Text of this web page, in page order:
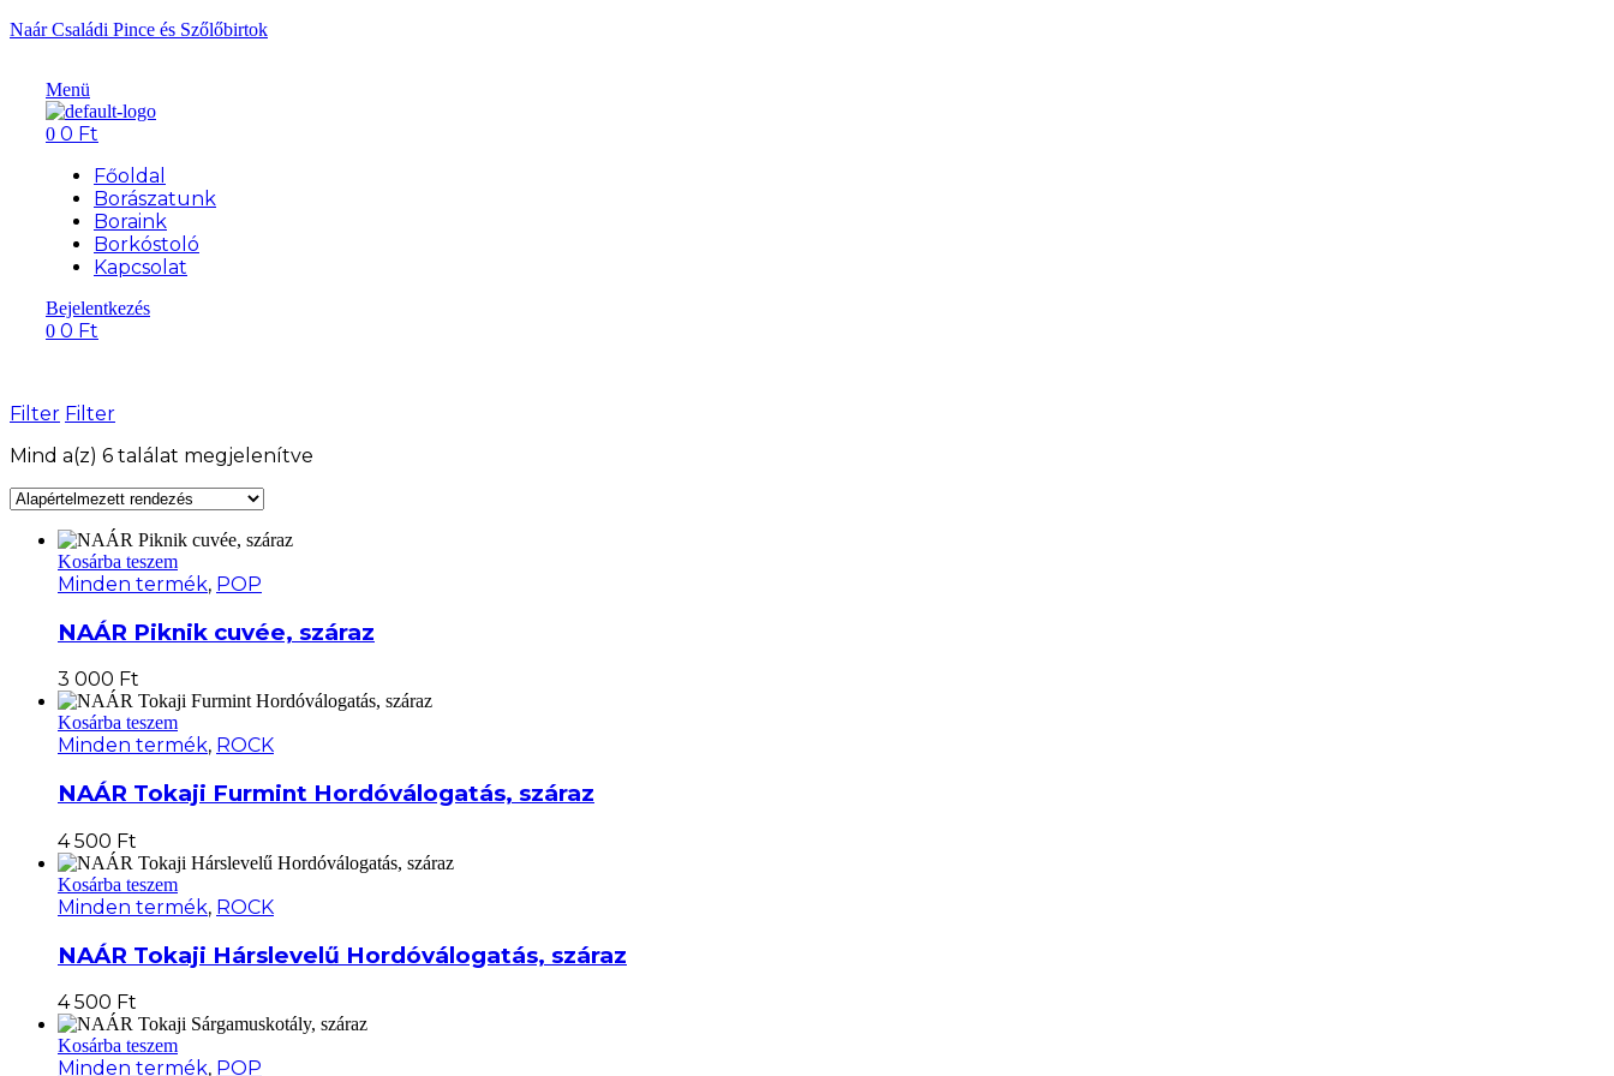
Naár Családi Pince és Szőlőbirtok
Menü
0 0 Ft
Főoldal
Borászatunk
Boraink
Borkóstoló
Kapcsolat
Bejelentkezés
0 0 Ft
Filter Filter
Mind a(z) 6 találat megjelenítve
Kosárba teszem
Minden termék, POP
NAÁR Piknik cuvée, száraz
3 000 Ft
Kosárba teszem
Minden termék, ROCK
NAÁR Tokaji Furmint Hordóválogatás, száraz
4 500 Ft
Kosárba teszem
Minden termék, ROCK
NAÁR Tokaji Hárslevelű Hordóválogatás, száraz
4 500 Ft
Kosárba teszem
Minden termék, POP